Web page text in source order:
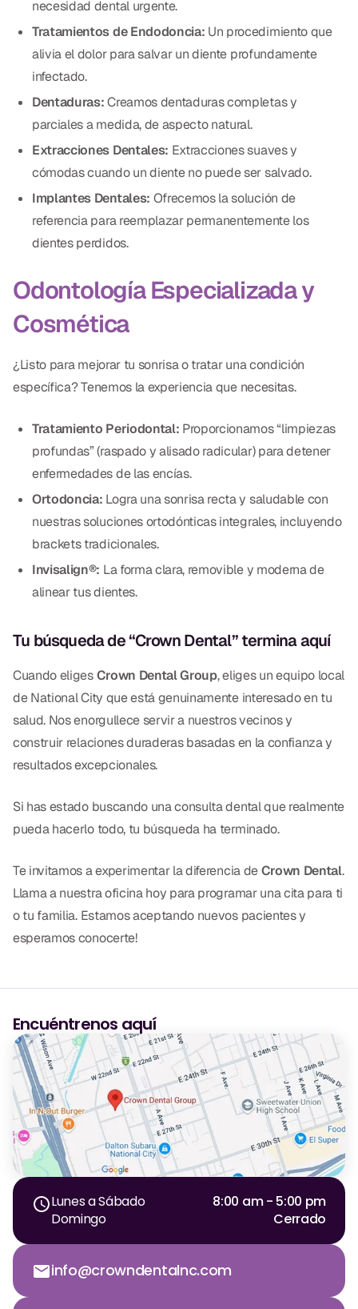
necesidad dental urgente.
Tratamientos de Endodoncia: Un procedimiento que
alivia el dolor para salvar un diente profundamente
infectado.
Dentaduras:Creamos dentaduras completas y
parciales a medida, de aspecto natural.
Extracciones Dentales: Extracciones suaves y
cómodas cuando un diente no puede ser salvado.
Implantes Dentales: Ofrecemos la solución de
referencia para reemplazar permanentemente los
dientes perdidos.
Odontología Especializada y
Cosmética
¿Listo para mejorar tu sonrisa o tratar una condición
específica? Tenemos la experiencia que necesitas.
Tratamiento Periodontal: Proporcionamos “limpiezas
profundas” (raspado y alisado radicular) para detener
enfermedades de las encías.
Ortodoncia: Logra una sonrisa recta y saludable con
nuestras soluciones ortodónticas integrales, incluyendo
brackets tradicionales.
Invisalign®: La forma clara, removible y moderna de
alinear tus dientes.
Tu búsqueda de “Crown Dental” termina aquí
Cuando eligesCrown Dental Group, eliges un equipo local
de National City que está genuinamente interesado en tu
salud. Nos enorgullece servir a nuestros vecinos y
construir relaciones duraderas basadas en la confianza y
resultados excepcionales.
Si has estado buscando una consulta dental que realmente
pueda hacerlo todo, tu búsqueda ha terminado.
Te invitamos a experimentar la diferencia deCrown Dental.
Llama a nuestra oficina hoy para programar una cita para ti
o tu familia. Estamos aceptando nuevos pacientes y
esperamos conocerte!
Encuéntrenos aquí
Lunes a Sábado
8:00 am - 5:00 pm
Domingo
Cerrado
info@crowndentalnc.com